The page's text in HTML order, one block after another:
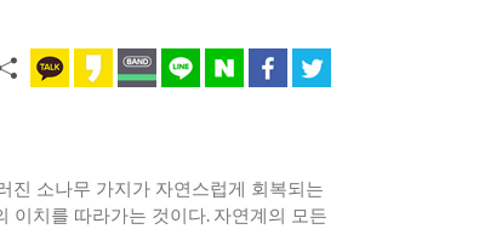
진 소나무 가지가 자연스럽게 회복되는
이치를 따라가는 것이다. 자연계의 모든